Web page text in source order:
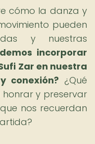
cómo la danza y
pueden
y nuestras
incorporar
Zar en nuestra
conexión? ¿Qué
y preservar
nos recuerdan